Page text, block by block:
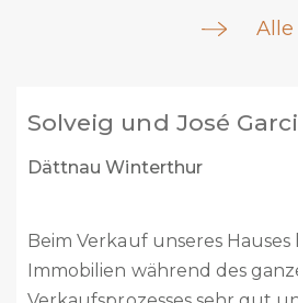
Marc Welti
Buch am Irchel / neu
Liebes Stöhr Team
Vor 2 Monaten habt ihr